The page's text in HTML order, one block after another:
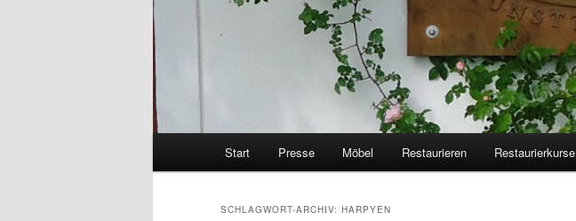
Start Presse Möbel Restaurieren Restaurierkurse
SCHLAGWORT-ARCHIV: HARPYEN